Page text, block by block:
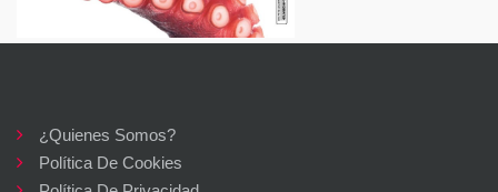
¿Quienes Somos?
Política De Cookies